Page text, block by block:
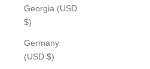
Georgia (USD
$)
Germany
(USD $)